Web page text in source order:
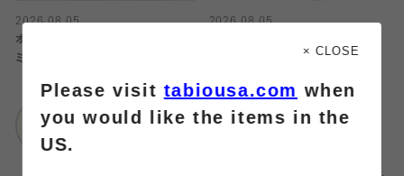
2026.08.05
オンラインストア人気ランキング【ル
ミネ有楽町店で取り寄せできます！】
ルミネ有楽町店
2026.08.05
靴下屋
× CLOSE
Please visittabiousa.com when
you would like the items in the
US.